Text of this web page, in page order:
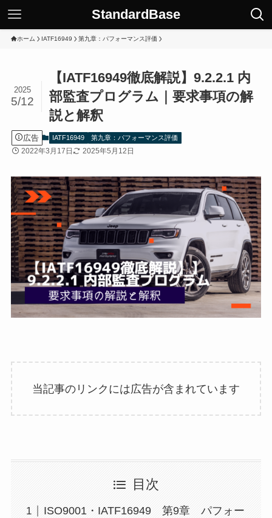
StandardBase
ホーム IATF16949 第九章：パフォーマンス評価
【IATF16949徹底解説】9.2.2.1 内
部監査プログラム｜要求事項の解
説と解釈
2025
5/12
広告 IATF16949 第九章：パフォーマンス評価
2022年3月17日 2025年5月12日
当記事のリンクには広告が含まれています
目次
ISO9001・IATF16949 第9章 パフォー